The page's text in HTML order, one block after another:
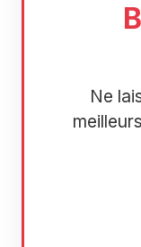
Ne